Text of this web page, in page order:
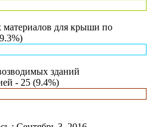
материалов для крыши по
зданий
- 25 (9.4%)